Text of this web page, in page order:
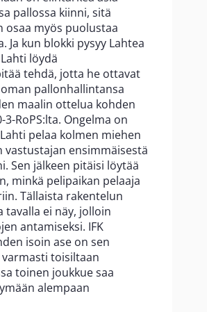
pallossa kiinni, sitä
osaa myös puolustaa
Ja kun blokki pysyy Lahtea
löydä
tehdä, jotta he ottavat
pallonhallintansa
maalin ottelua kohden
RoPS:lta. Ongelma on
pelaa kolmen miehen
ensimmäisestä
Sen jälkeen pitäisi löytää
minkä pelipaikan pelaaja
Tällaista rakentelun
tavalla ei näy, jolloin
antamiseksi. IFK
isoin ase on sen
toisiltaan
toinen joukkue saa
alempaan